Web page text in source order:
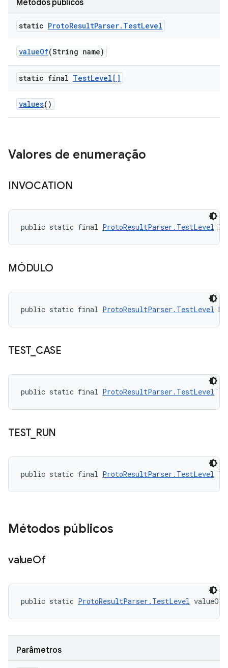
Métodos públicos
static ProtoResultParser. TestLevel
valueOf(String name)
static final TestLevel[]
values()
Valores de enumeração
INVOCATION
public static final ProtoResultParser.TestLevel
MÓDULO
public static final ProtoResultParser.TestLevel
TEST_ CASE
public static final ProtoResultParser.TestLevel
TEST_ RUN
public static final ProtoResultParser.TestLevel
Métodos públicos
valueOf
public static ProtoResultParser.TestLevel valueOf
Parâmetros